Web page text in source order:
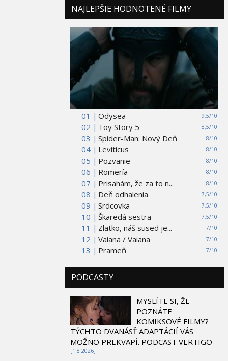
NAJLEPŠIE HODNOTENÉ FILMY
01 | 9,5/10
Odysea
02 |
8,5/10
Toy Story 5
03 |
8/10
Spider-Man: Nový Deň
04 |
8/10
Leviticus
05 |
8/10
Pozvanie
06 |
8/10
Romería
07 |
8/10
Prisahám, že za to n...
08 |
7,5/10
Deň odhalenia
09 |
7,5/10
Srdcovka
10 |
7,5/10
Škaredá sestra
11 |
7/10
Zlatko, náš sused je...
12 |
7/10
Vaiana / Vaiana
13 |
7/10
Prameň
PODCASTY
MYSLÍTE SI, ŽE
POZNÁTE
KOMIKSOVÉ FILMY?
TÝCHTO DVANÁSŤ ADAPTÁCIÍ VÁS
MOŽNO PREKVAPÍ. PODCAST VERTIGO
[1.8 2026]